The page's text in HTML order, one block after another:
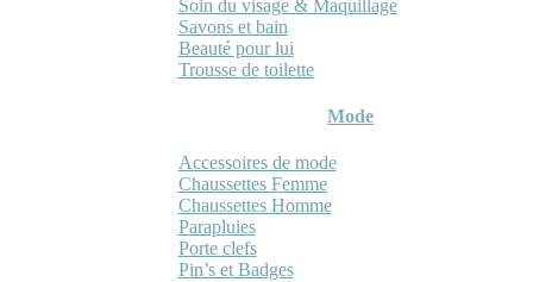
Soin du visage & Maquillage
Savons et bain
Beauté pour lui
Trousse de toilette
Mode
Accessoires de mode
Chaussettes Femme
Chaussettes Homme
Parapluies
Porte clefs
Pin’s et Badges